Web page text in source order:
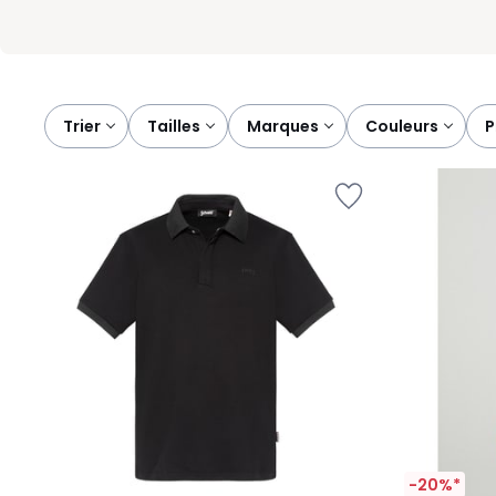
Trier tailles marques couleurs
-20%*